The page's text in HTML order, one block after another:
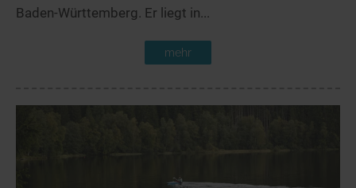
Baden-Württemberg. Er liegt in...
mehr